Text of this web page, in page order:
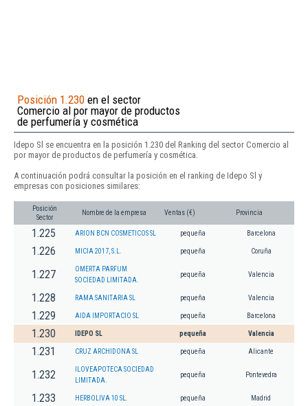
Posición 1.230 en el sector
Comercio al por mayor de productos
de perfumería y cosmética
Idepo Sl se encuentra en la posición 1.230 del Ranking del sector Comercio al
por mayor de productos de perfumería y cosmética.
A continuación podrá consultar la posición en el ranking de Idepo Sl y
empresas con posiciones similares:
Posición
Sector
Nombre de la empresa Ventas (€) Provincia
1.225 ARION BCN COSMETICOS SL pequeña Barcelona
1.226 MICIA 2017, S.L. pequeña Coruña
1.227
OMERTA PARFUM
SOCIEDAD LIMITADA.
pequeña Valencia
1.228 RAMA SANITARIA SL pequeña Valencia
1.229 AIDA IMPORTACIO SL pequeña Barcelona
1.230 IDEPO SL pequeña Valencia
1.231 CRUZ ARCHIDONA SL pequeña Alicante
1.232
ILOVEAPOTECA SOCIEDAD
LIMITADA.
pequeña Pontevedra
1.233 HERBOLIVA 10 SL. pequeña Madrid